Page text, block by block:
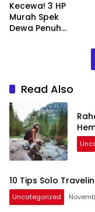
Kecewa! 3 HP
Murah Spek
Dewa Penuh
Read Also
10 Tips Solo
Uncategorized